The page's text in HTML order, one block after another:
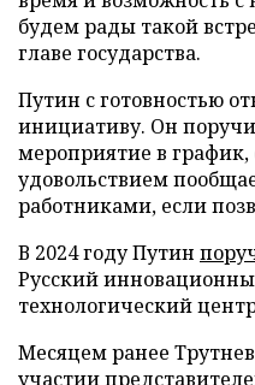
будем рады такой
главе государства.
Путин с готовностью
инициативу. Он
мероприятие в график,
удовольствием
работниками, если
В 2024 году Путин
Русский
технологический
Месяцем ранее Трутнев
участии